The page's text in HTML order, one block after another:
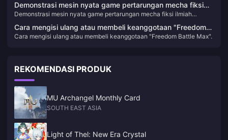
where thrilling battles, captivating characters, and a mesmerizing
story await. This game is not just another addition to the Honkai
universe; it's a revolutionary leap that will leave you breathless and
yearning for more. Here's why you absolutely cannot miss out on
Honkai: Star Rail!
Demonstrasi mesin nyata game pertarungan mecha fiksi
ilmiah domestik "Mesin Tanpa Batas" diumumkan, dirilis
pada tahun 2025
Demonstrasi mesin nyata game pertarungan mecha fiksi ilmiah
Cara mengisi ulang atau membeli keanggotaan "Freedom
Battle Max".
Cara mengisi ulang atau membeli keanggotaan "Freedom Battle Max".
REKOMENDASI PRODUK
MU Archangel Monthly Card
SOUTH EAST ASIA
Light of Thel: New Era Crystal